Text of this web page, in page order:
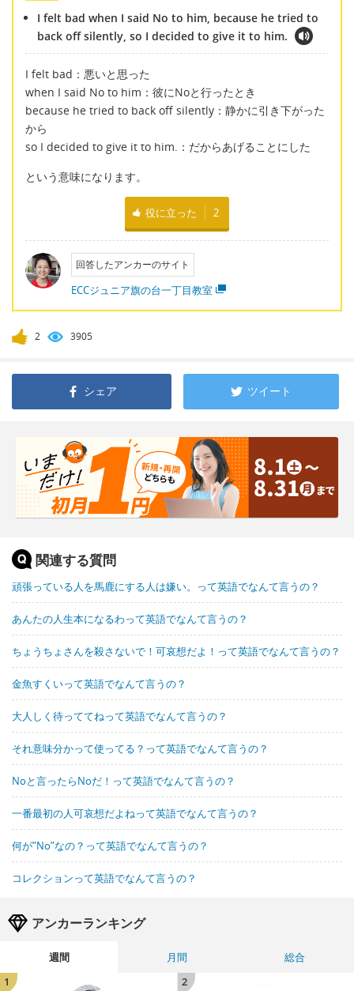
I felt bad when I said No to him, because he tried to
back off silently, so I decided to give it to him.
I felt bad：悪いと思った
when I said No to him：彼にNoと行ったとき
because he tried to back off silently：静かに引き下がった
から
so I decided to give it to him.：だからあげることにした
という意味になります。
役に立った 2
回答したアンカーのサイト
ECCジュニア旗の台一丁目教室
2 3905
シェア ツイート
関連する質問
頑張っている人を馬鹿にする人は嫌い。って英語でなんて言うの？
あんたの人生本になるわって英語でなんて言うの？
ちょうちょさんを殺さないで！可哀想だよ！って英語でなんて言うの？
金魚すくいって英語でなんて言うの？
大人しく待っててねって英語でなんて言うの？
それ意味分かって使ってる？って英語でなんて言うの？
Noと言ったらNoだ！って英語でなんて言うの？
一番最初の人可哀想だよねって英語でなんて言うの？
何が”No”なの？って英語でなんて言うの？
コレクションって英語でなんて言うの？
アンカーランキング
週間 月間
総合
1
2